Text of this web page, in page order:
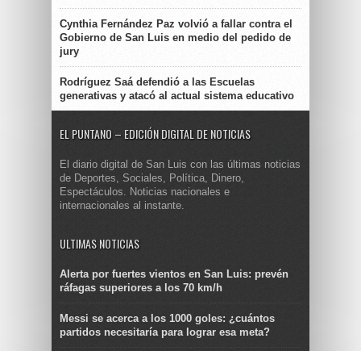
Cynthia Fernández Paz volvió a fallar contra el
Gobierno de San Luis en medio del pedido de
jury
Rodríguez Saá defendió a las Escuelas
generativas y atacó al actual sistema educativo
EL PUNTANO – EDICIÓN DIGITAL DE NOTICIAS
El diario digital de San Luis con las últimas noticias
de Deportes, Sociales, Política, Dinero,
Espectáculos. Noticias nacionales e
internacionales al instante.
ULTIMAS NOTICIAS
Alerta por fuertes vientos en San Luis: prevén
ráfagas superiores a los 70 km/h
Messi se acerca a los 1000 goles: ¿cuántos
partidos necesitaría para lograr esa meta?